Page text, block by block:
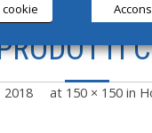
2018 at 150 × 150 in